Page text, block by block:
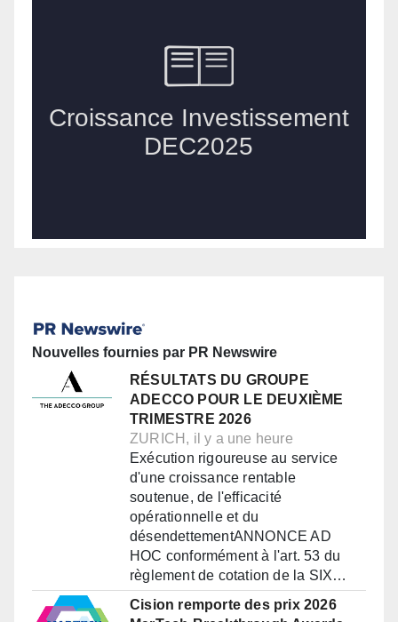
Nouvelles fournies par PR Newswire
RÉSULTATS DU GROUPE
ADECCO POUR LE DEUXIÈME
TRIMESTRE 2026
ZURICH, il y a une heure
Exécution rigoureuse au service
d'une croissance rentable
soutenue, de l'efficacité
opérationnelle et du
désendettementANNONCE AD
HOC conformément à l'art. 53 du
règlement de cotation de la SIX…
Cision remporte des prix 2026